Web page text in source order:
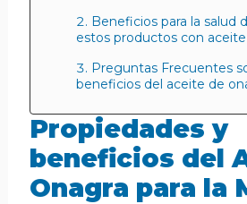
Beneficios para la salud
estos productos con
Preguntas Frecuentes
beneficios del aceite de
Propiedades y
beneficios del
Onagra para la